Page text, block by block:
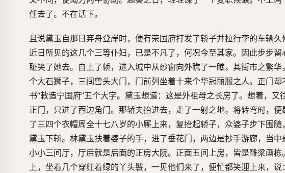
任去了。不在话下。
且说黛玉自那日弃舟登岸时，便有荣国府打发了轿子并拉行李的车辆
近日所见的这几个三等仆妇，已是不凡了，何况今至其家。因此步步
耻笑了她去。自上了轿，进入城中从纱窗向外瞧了一瞧，其街市之繁
个大石狮子，三间兽头大门，门前列坐着十来个华冠丽服之人。正门
书“敕造宁国府”五个大字。黛玉想道：这是外祖母之长房了。想着，
正门，只进了西边角门。那轿夫抬进去，走了一射之地，将转弯时，
了三四个衣帽周全十七八岁的小厮上来，复抬起轿子，众婆子步下围
黛玉下轿。林黛玉扶着婆子的手，进了垂花门，两边是抄手游廊，当
小小三间厅，厅后就是后面的正房大院。正面五间上房，皆是雕梁画
上，坐着几个穿红着绿的丫头鬟，一见他们来了，便忙都笑迎上来，